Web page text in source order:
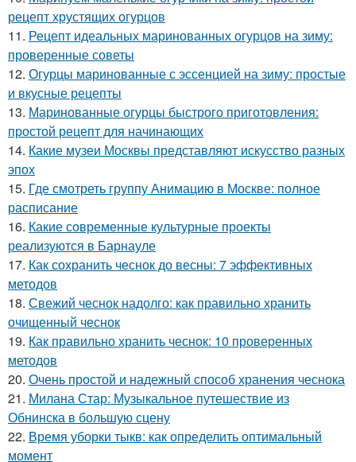
рецепт хрустящих огурцов
11. Рецепт идеальных маринованных огурцов на зиму:
проверенные советы
12. Огурцы маринованные с эссенцией на зиму: простые
и вкусные рецепты
13. Маринованные огурцы быстрого приготовления:
простой рецепт для начинающих
14. Какие музеи Москвы представляют искусство разных
эпох
15. Где смотреть группу Анимацию в Москве: полное
расписание
16. Какие современные культурные проекты
реализуются в Барнауле
17. Как сохранить чеснок до весны: 7 эффективных
методов
18. Свежий чеснок надолго: как правильно хранить
очищенный чеснок
19. Как правильно хранить чеснок: 10 проверенных
методов
20. Очень простой и надежный способ хранения чеснока
21. Милана Стар: Музыкальное путешествие из
Обнинска в большую сцену
22. Время уборки тыкв: как определить оптимальный
момент